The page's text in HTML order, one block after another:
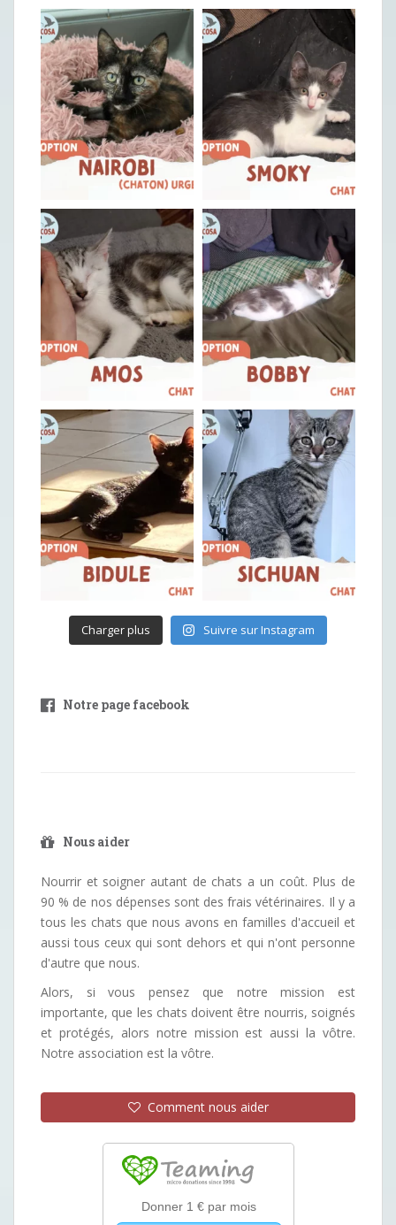
Charger plus Suivre sur Instagram
Notre page facebook
Nous aider
Nourrir et soigner autant de chats a un coût. Plus de
90 % de nos dépenses sont des frais vétérinaires. Il y a
tous les chats que nous avons en familles d'accueil et
aussi tous ceux qui sont dehors et qui n'ont personne
d'autre que nous.
Alors, si vous pensez que notre mission est
importante, que les chats doivent être nourris, soignés
et protégés, alors notre mission est aussi la vôtre.
Notre association est la vôtre.
Comment nous aider